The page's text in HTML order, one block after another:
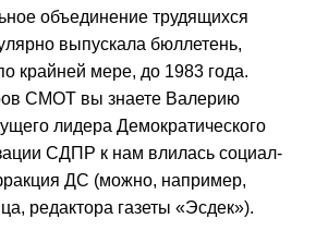
объединение трудящихся
выпускала бюллетень,
крайней мере, до 1983 года.
СМОТ вы знаете Валерию
лидера Демократического
СДПР к нам влилась социал-
ДС (можно, например,
редактора газеты «Эсдек»).